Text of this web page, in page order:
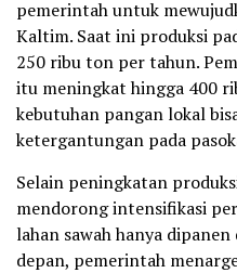
pemerintah untuk
Kaltim. Saat ini produksi
250 ribu ton per tahun.
itu meningkat hingga 400
kebutuhan pangan lokal
ketergantungan pada
Selain peningkatan
mendorong intensifikasi
lahan sawah hanya
depan, pemerintah